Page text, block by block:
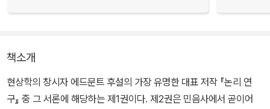
책소개
현상학의 창시자 에드문트 후설의 가장 유명한 대표 저작 『논리 연
구』 중 그 서론에 해당하는 제1권이다. 제2권은 민음사에서 곧이어